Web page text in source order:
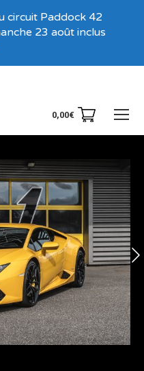
0,00€
!
circuit Paddock 42
23 août inclus